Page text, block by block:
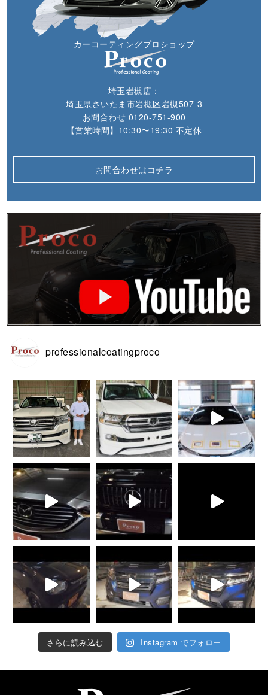
カーコーティングプロショップ
埼玉岩槻店：
埼玉県さいたま市岩槻区岩槻507-3
お問合わせ 0120-751-900
【営業時間】10:30〜19:30 不定休
お問合わせはコチラ
professionalcoatingproco
さらに読み込む Instagram でフォロー